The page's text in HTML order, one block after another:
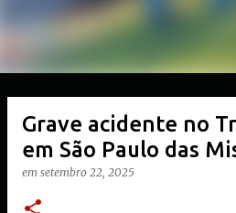
Grave acidente no
em São Paulo das
em setembro 22, 2025